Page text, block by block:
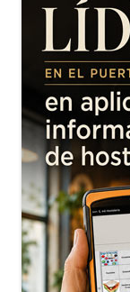
principal